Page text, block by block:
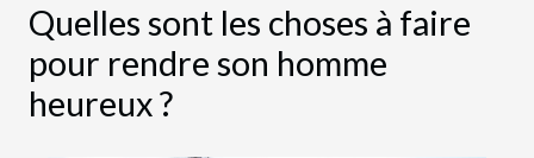
Quelles sont les choses à faire
pour rendre son homme
heureux ?